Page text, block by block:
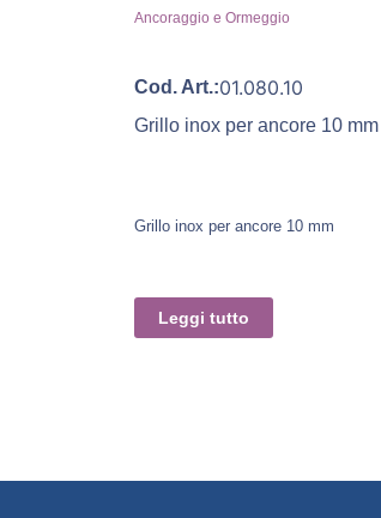
Ancoraggio e Ormeggio
Cod. Art.:01.080.10
Grillo inox per ancore 10 mm
Grillo inox per ancore 10 mm
Leggi tutto